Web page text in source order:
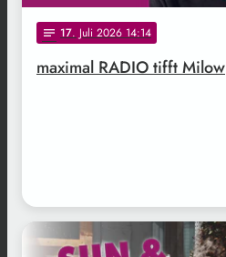
notes 17. Juli 2026 14:14
maximal RADIO tifft Milow